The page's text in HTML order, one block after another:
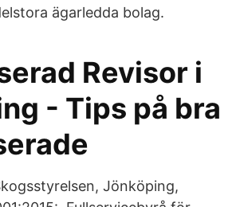
ägarledda bolag.
Revisor i
- Tips på bra
Jönköping,